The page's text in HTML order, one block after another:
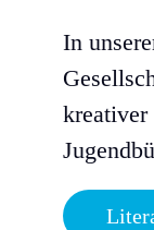
In
kreativer